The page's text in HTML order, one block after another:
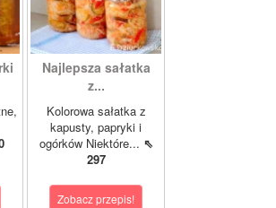
Najlepsza sałatka
z...
Kolorowa sałatka z
kapusty, papryki i
ogórków Niektóre... ⇖
297
Zobacz przepis!